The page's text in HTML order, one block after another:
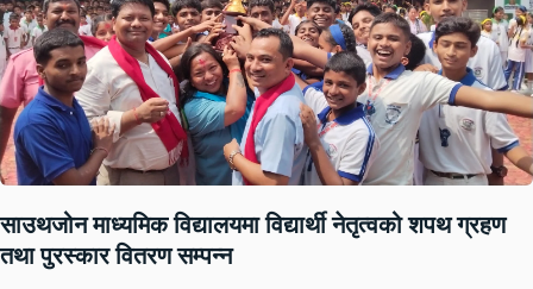
साउथजोन माध्यमिक विद्यालयमा विद्यार्थी नेतृत्वको शपथ ग्रहण
तथा पुरस्कार वितरण सम्पन्न